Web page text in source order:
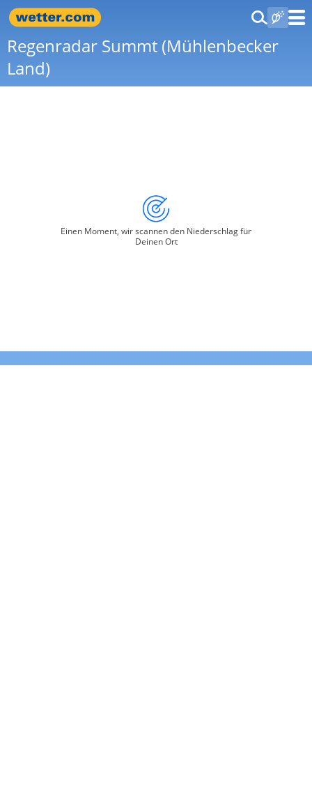
Regenradar Summt (Mühlenbecker
Land)
Einen Moment, wir scannen den Niederschlag für
Deinen Ort